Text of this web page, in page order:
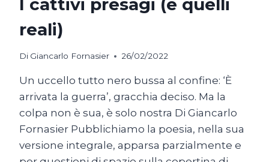
reali)
Di Giancarlo Fornasier 26/02/2022
Un uccello tutto nero bussa al confine: ‘È
arrivata la guerra’, gracchia deciso. Ma la
colpa non è sua, è solo nostra Di Giancarlo
Fornasier Pubblichiamo la poesia, nella sua
versione integrale, apparsa parzialmente e